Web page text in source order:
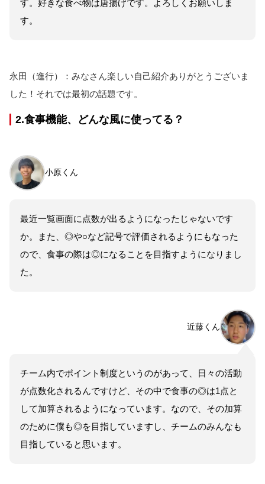
す。好きな食べ物は唐揚げです。よろしくお願いしま
す。
永田（進行）：みなさん楽しい自己紹介ありがとうございま
した！それでは最初の話題です。
2.食事機能、どんな風に使ってる？
最近一覧画面に点数が出るようになったじゃないです
か。また、◎や○など記号で評価されるようにもなった
ので、食事の際は◎になることを目指すようになりまし
た。
小原くん
チーム内でポイント制度というのがあって、日々の活動
が点数化されるんですけど、その中で食事の◎は1点と
して加算されるようになっています。なので、その加算
のために僕も◎を目指していますし、チームのみんなも
目指していると思います。
近藤くん